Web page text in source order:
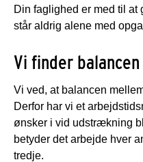
Din faglighed er med til at
står aldrig alene med
Vi finder balancen
Vi ved, at balancen
Derfor har vi et
ønsker i vid udstrækning
betyder det arbejde hver
tredje.